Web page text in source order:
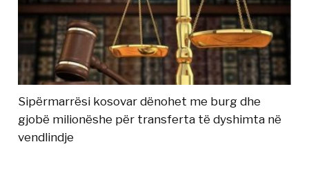
Sipërmarrësi kosovar dënohet me burg dhe
gjobë milionëshe për transferta të dyshimta në
vendlindje